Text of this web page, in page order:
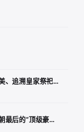
、追溯皇家祭祀…
最后的“顶级豪…